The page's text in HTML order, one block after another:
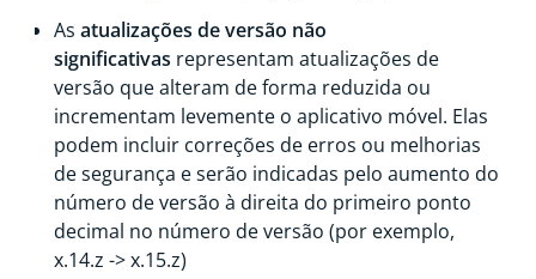
As atualizações de versão não
significativas representam atualizações de
versão que alteram de forma reduzida ou
incrementam levemente o aplicativo móvel. Elas
podem incluir correções de erros ou melhorias
de segurança e serão indicadas pelo aumento do
número de versão à direita do primeiro ponto
decimal no número de versão (por exemplo,
x.14.z -> x.15.z)